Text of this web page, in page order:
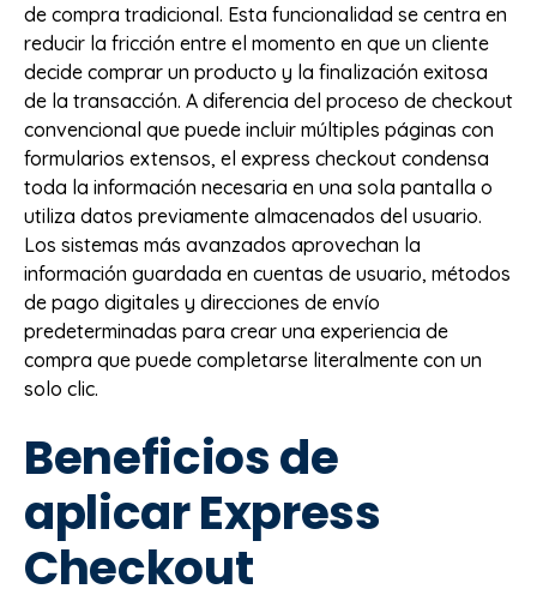
de compra tradicional. Esta funcionalidad se centra en
reducir la fricción entre el momento en que un cliente
decide comprar un producto y la finalización exitosa
de la transacción. A diferencia del proceso de checkout
convencional que puede incluir múltiples páginas con
formularios extensos, el express checkout condensa
toda la información necesaria en una sola pantalla o
utiliza datos previamente almacenados del usuario.
Los sistemas más avanzados aprovechan la
información guardada en cuentas de usuario, métodos
de pago digitales y direcciones de envío
predeterminadas para crear una experiencia de
compra que puede completarse literalmente con un
solo clic.
Beneficios de
aplicar Express
Checkout